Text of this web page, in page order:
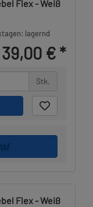
Flex - Weiß
lagernd
39,00 € *
Stk.
Flex - Weiß